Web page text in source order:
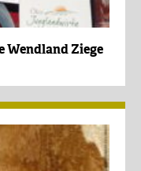
Wendland Ziege